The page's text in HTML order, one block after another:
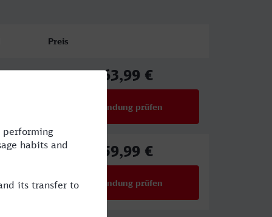
Preis
63,99 €
Verbindung prüfen
59,99 €
Verbindung prüfen